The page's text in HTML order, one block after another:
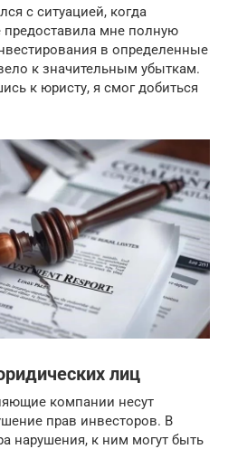
с ситуацией, когда
предоставила мне полную
в определенные
к значительным убыткам.
к юристу, я смог добиться
лиц
компании несут
прав инвесторов. В
нарушения, к ним могут быть